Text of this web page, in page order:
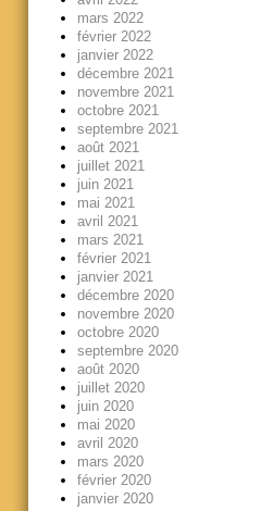
mars 2022
février 2022
janvier 2022
décembre 2021
novembre 2021
octobre 2021
septembre 2021
août 2021
juillet 2021
juin 2021
mai 2021
avril 2021
mars 2021
février 2021
janvier 2021
décembre 2020
novembre 2020
octobre 2020
septembre 2020
août 2020
juillet 2020
juin 2020
mai 2020
avril 2020
mars 2020
février 2020
janvier 2020